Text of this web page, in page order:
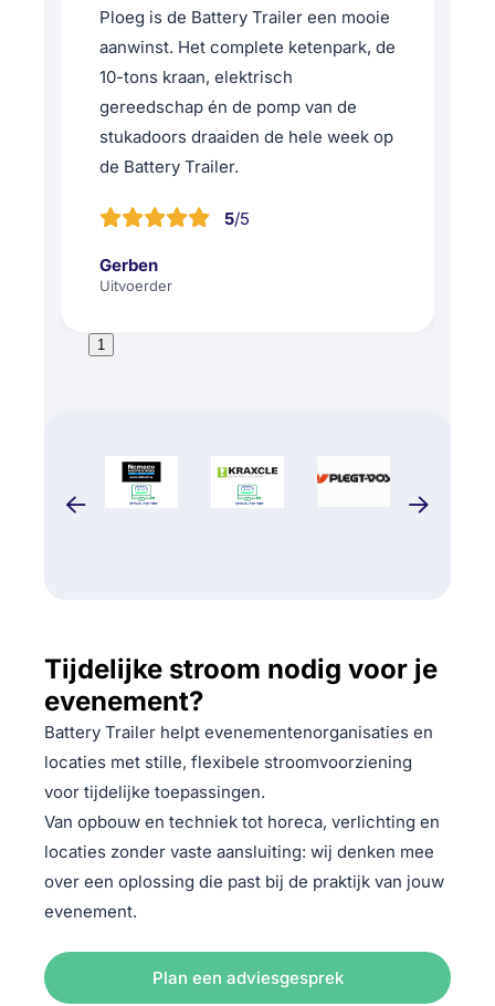
Ploeg is de Battery Trailer een mooie
aanwinst. Het complete ketenpark, de
10-tons kraan, elektrisch
gereedschap én de pomp van de
stukadoors draaiden de hele week op
de Battery Trailer.
5/5
Gerben
Uitvoerder
1
Tijdelijke stroom nodig voor je
evenement?
Battery Trailer helpt evenementenorganisaties en
locaties met stille, flexibele stroomvoorziening
voor tijdelijke toepassingen.
Van opbouw en techniek tot horeca, verlichting en
locaties zonder vaste aansluiting: wij denken mee
over een oplossing die past bij de praktijk van jouw
evenement.
Plan een adviesgesprek